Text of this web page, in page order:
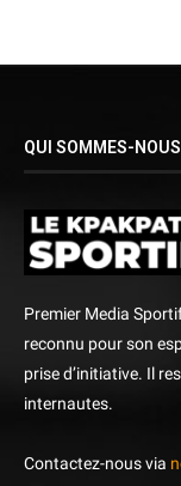
QUI SOMMES-
Premier Media
reconnu pour son
prise d’initiative. Il
internautes.
Contactez-nous via